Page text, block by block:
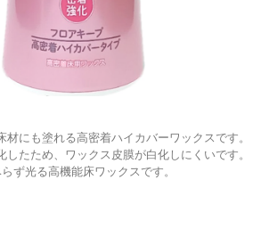
材にも塗れる高密着ハイカバーワックスです。
たため、ワックス皮膜が白化しにくいです。
ず光る高機能床ワックスです。